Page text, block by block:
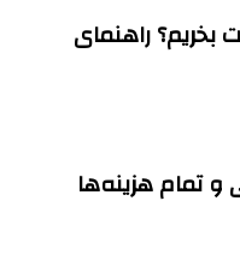
بخریم؟ راهنمای
تمام هزینه‌ها